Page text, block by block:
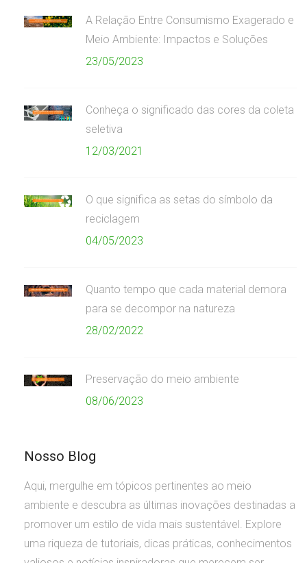
A Relação Entre Consumismo Exagerado e
Meio Ambiente: Impactos e Soluções
23/05/2023
Conheça o significado das cores da coleta
seletiva
12/03/2021
O que significa as setas do símbolo da
reciclagem
04/05/2023
Quanto tempo que cada material demora
para se decompor na natureza
28/02/2022
Preservação do meio ambiente
08/06/2023
Nosso Blog
Aqui, mergulhe em tópicos pertinentes ao meio
ambiente e descubra as últimas inovações destinadas a
promover um estilo de vida mais sustentável. Explore
uma riqueza de tutoriais, dicas práticas, conhecimentos